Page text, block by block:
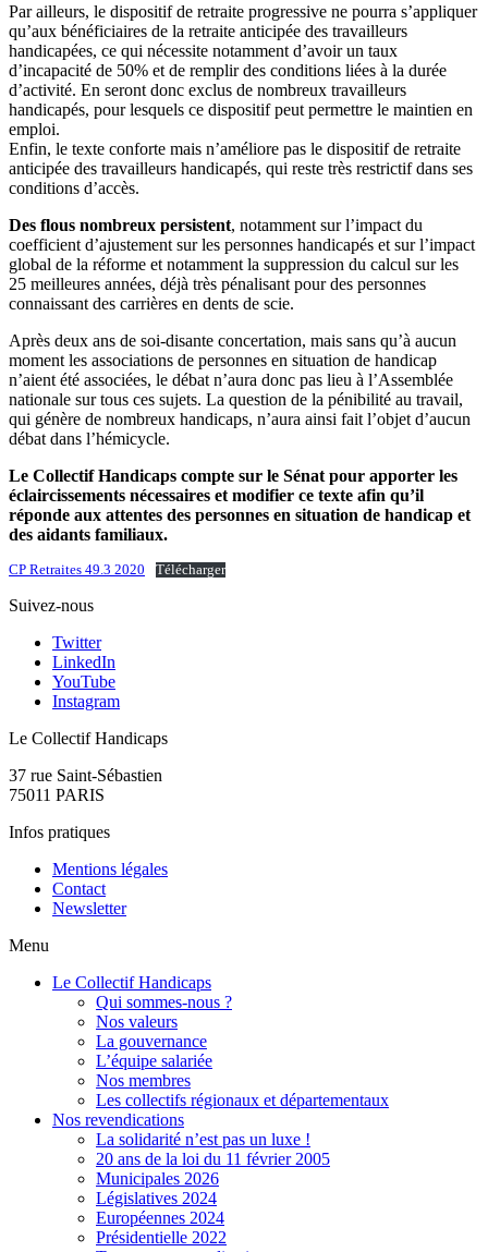
Par ailleurs, le dispositif de retraite progressive ne pourra s’appliquer
qu’aux bénéficiaires de la retraite anticipée des travailleurs
handicapées, ce qui nécessite notamment d’avoir un taux
d’incapacité de 50% et de remplir des conditions liées à la durée
d’activité. En seront donc exclus de nombreux travailleurs
handicapés, pour lesquels ce dispositif peut permettre le maintien en
emploi.
Enfin, le texte conforte mais n’améliore pas le dispositif de retraite
anticipée des travailleurs handicapés, qui reste très restrictif dans ses
conditions d’accès.
Des flous nombreux persistent, notamment sur l’impact du
coefficient d’ajustement sur les personnes handicapés et sur l’impact
global de la réforme et notamment la suppression du calcul sur les
25 meilleures années, déjà très pénalisant pour des personnes
connaissant des carrières en dents de scie.
Après deux ans de soi-disante concertation, mais sans qu’à aucun
moment les associations de personnes en situation de handicap
n’aient été associées, le débat n’aura donc pas lieu à l’Assemblée
nationale sur tous ces sujets. La question de la pénibilité au travail,
qui génère de nombreux handicaps, n’aura ainsi fait l’objet d’aucun
débat dans l’hémicycle.
Le Collectif Handicaps compte sur le Sénat pour apporter les
éclaircissements nécessaires et modifier ce texte afin qu’il
réponde aux attentes des personnes en situation de handicap et
des aidants familiaux.
CP Retraites 49.3 2020 Télécharger
Suivez-nous
Twitter
LinkedIn
YouTube
Instagram
Le Collectif Handicaps
37 rue Saint-Sébastien
75011 PARIS
Infos pratiques
Mentions légales
Contact
Newsletter
Menu
Le Collectif Handicaps
Qui sommes-nous ?
Nos valeurs
La gouvernance
L’équipe salariée
Nos membres
Les collectifs régionaux et départementaux
Nos revendications
La solidarité n’est pas un luxe !
20 ans de la loi du 11 février 2005
Municipales 2026
Législatives 2024
Européennes 2024
Présidentielle 2022